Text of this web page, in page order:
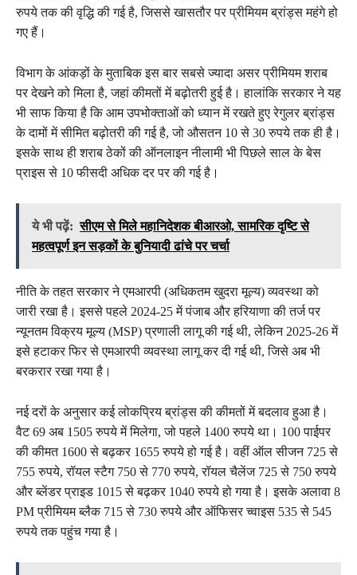
रुपये तक की वृद्धि की गई है, जिससे खासतौर पर प्रीमियम ब्रांड्स महंगे हो
गए हैं।
विभाग के आंकड़ों के मुताबिक इस बार सबसे ज्यादा असर प्रीमियम शराब
पर देखने को मिला है, जहां कीमतों में बढ़ोतरी हुई है। हालांकि सरकार ने यह
भी साफ किया है कि आम उपभोक्ताओं को ध्यान में रखते हुए रेगुलर ब्रांड्स
के दामों में सीमित बढ़ोतरी की गई है, जो औसतन 10 से 30 रुपये तक ही है।
इसके साथ ही शराब ठेकों की ऑनलाइन नीलामी भी पिछले साल के बेस
प्राइस से 10 फीसदी अधिक दर पर की गई है।
ये भी पढ़ें: सीएम से मिले महानिदेशक बीआरओ, सामरिक दृष्टि से
महत्वपूर्ण इन सड़कों के बुनियादी ढांचे पर चर्चा
नीति के तहत सरकार ने एमआरपी (अधिकतम खुदरा मूल्य) व्यवस्था को
जारी रखा है। इससे पहले 2024-25 में पंजाब और हरियाणा की तर्ज पर
न्यूनतम विक्रय मूल्य (MSP) प्रणाली लागू की गई थी, लेकिन 2025-26 में
इसे हटाकर फिर से एमआरपी व्यवस्था लागू कर दी गई थी, जिसे अब भी
बरकरार रखा गया है।
नई दरों के अनुसार कई लोकप्रिय ब्रांड्स की कीमतों में बदलाव हुआ है।
वैट 69 अब 1505 रुपये में मिलेगा, जो पहले 1400 रुपये था। 100 पाईपर
की कीमत 1600 से बढ़कर 1655 रुपये हो गई है। वहीं ऑल सीजन 725 से
755 रुपये, रॉयल स्टैग 750 से 770 रुपये, रॉयल चैलेंज 725 से 750 रुपये
और ब्लेंडर प्राइड 1015 से बढ़कर 1040 रुपये हो गया है। इसके अलावा 8
PM प्रीमियम ब्लैक 715 से 730 रुपये और ऑफिसर च्वाइस 535 से 545
रुपये तक पहुंच गया है।